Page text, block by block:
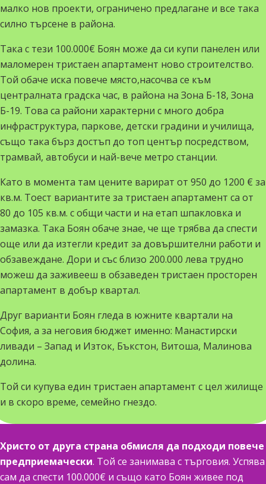
малко нов проекти, ограничено предлагане и все така
силно търсене в района.
Така с тези 100.000€ Боян може да си купи панелен или
маломерен тристаен апартамент ново строителство.
Той обаче иска повече място,насочва се към
централната градска час, в района на Зона Б-18, Зона
Б-19. Това са райони характерни с много добра
инфраструктура, паркове, детски градини и училища,
също така бърз достъп до топ център посредством,
трамвай, автобуси и най-вече метро станции.
Като в момента там цените варират от 950 до 1200 € за
кв.м. Тоест вариантите за тристаен апартамент са от
80 до 105 кв.м. с общи части и на етап шпакловка и
замазка. Така Боян обаче знае, че ще трябва да спести
още или да изтегли кредит за довършителни работи и
обзавеждане. Дори и със близо 200.000 лева трудно
можеш да заживееш в обзаведен тристаен просторен
апартамент в добър квартал.
Друг варианти Боян гледа в южните квартали на
София, а за неговия бюджет именно: Манастирски
ливади – Запад и Изток, Бъкстон, Витоша, Малинова
долина.
Той си купува един тристаен апартамент с цел жилище
и в скоро време, семейно гнездо.
Христо от друга страна обмисля да подходи повече
предприемачески. Той се занимава с търговия. Успява
сам да спести 100.000€ и също като Боян живее под